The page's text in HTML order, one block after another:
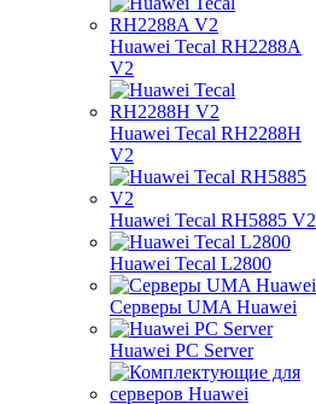
Huawei Tecal RH2288A
V2
Huawei Tecal RH2288H
V2
Huawei Tecal RH5885 V2
Huawei Tecal L2800
Серверы UMA Huawei
Huawei PC Server